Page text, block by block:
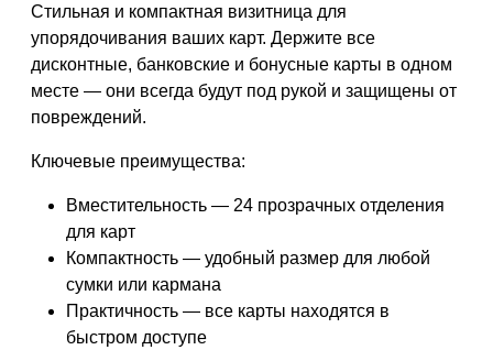
Стильная и компактная визитница для
упорядочивания ваших карт. Держите все
дисконтные, банковские и бонусные карты в одном
месте — они всегда будут под рукой и защищены от
повреждений.
Ключевые преимущества:
Вместительность — 24 прозрачных отделения
для карт
Компактность — удобный размер для любой
сумки или кармана
Практичность — все карты находятся в
быстром доступе